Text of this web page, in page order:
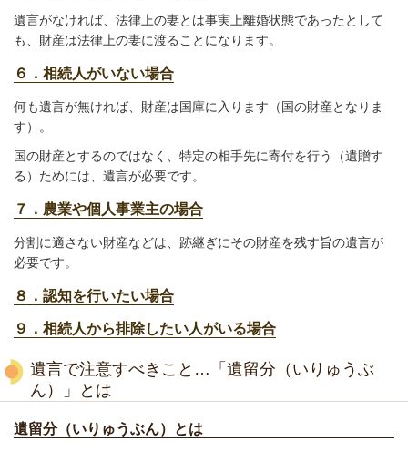
遺言がなければ、法律上の妻とは事実上離婚状態であったとして
も、財産は法律上の妻に渡ることになります。
６．相続人がいない場合
何も遺言が無ければ、財産は国庫に入ります（国の財産となりま
す）。
国の財産とするのではなく、特定の相手先に寄付を行う（遺贈す
る）ためには、遺言が必要です。
７．農業や個人事業主の場合
分割に適さない財産などは、跡継ぎにその財産を残す旨の遺言が
必要です。
８．認知を行いたい場合
９．相続人から排除したい人がいる場合
遺言で注意すべきこと…「遺留分（いりゅうぶ
ん）」とは
遺留分（いりゅうぶん）とは